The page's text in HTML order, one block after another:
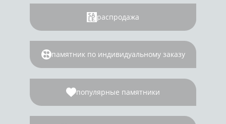
распродажа
памятник по индивидуальному заказу
популярные памятники